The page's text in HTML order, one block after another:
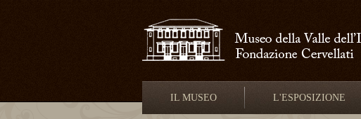
IL MUSEO L'ESPOSIZIONE